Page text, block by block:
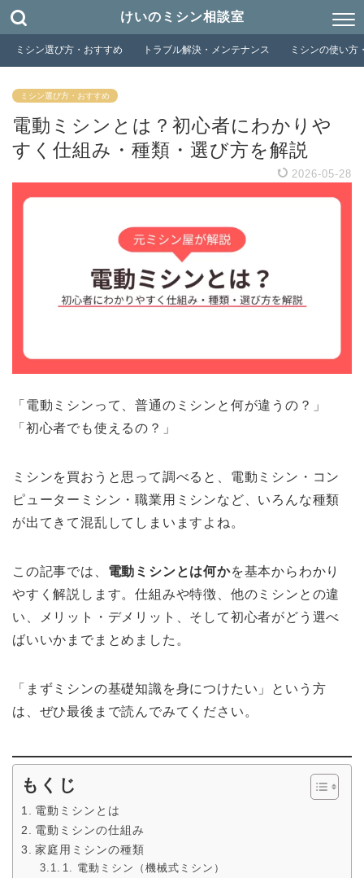
けいのミシン相談室
ミシン選び方・おすすめ トラブル解決・メンテナンス ミシンの使い方
ミシン選び方・おすすめ
電動ミシンとは？初心者にわかりや
すく仕組み・種類・選び方を解説
2026-05-28
「電動ミシンって、普通のミシンと何が違うの？」
「初心者でも使えるの？」
ミシンを買おうと思って調べると、電動ミシン・コン
ピューターミシン・職業用ミシンなど、いろんな種類
が出てきて混乱してしまいますよね。
この記事では、 電動ミシンとは何かを基本からわかり
やすく解説します。仕組みや特徴、他のミシンとの違
い、メリット・デメリット、そして初心者がどう選べ
ばいいかまでまとめました。
「まずミシンの基礎知識を身につけたい」という方
は、ぜひ最後まで読んでみてください。
もくじ
電動ミシンとは
電動ミシンの仕組み
家庭用ミシンの種類
1. 電動ミシン（機械式ミシン）